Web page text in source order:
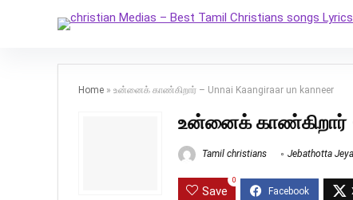
Home » உன்னைக் காண்கிறார் – Unnai Kaangiraar un kanneer
உன்னைக் காண்கிறார்
Tamil christians Jebathotta
Save
0